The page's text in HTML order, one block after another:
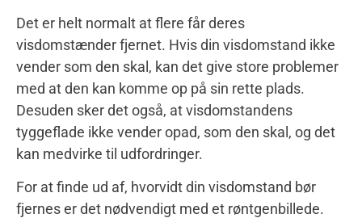
Det er helt normalt at flere får deres
visdomstænder fjernet. Hvis din visdomstand ikke
vender som den skal, kan det give store problemer
med at den kan komme op på sin rette plads.
Desuden sker det også, at visdomstandens
tyggeflade ikke vender opad, som den skal, og det
kan medvirke til udfordringer.
For at finde ud af, hvorvidt din visdomstand bør
fjernes er det nødvendigt med et røntgenbillede.